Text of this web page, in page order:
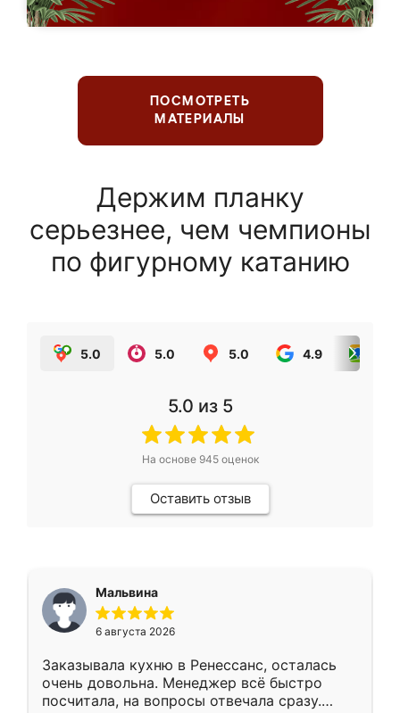
ПОСМОТРЕТЬ
МАТЕРИАЛЫ
Держим планку
серьезнее, чем чемпионы
по фигурному катанию
5.0 5.0 5.0 4.9
5.0 из 5
На основе 945оценок
Оставить отзыв
Мальвина
6 августа 2026
Заказывала кухню в Ренессанс, осталась
очень довольна. Менеджер всё быстро
посчитала, на вопросы отвечала сразу.